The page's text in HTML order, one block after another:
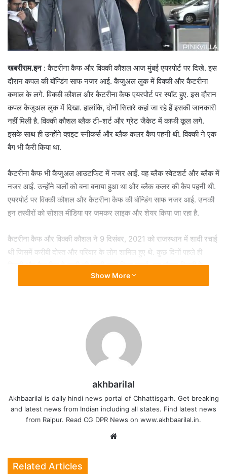
खबरीराम.इन: कैटरीना कैफ और विक्की कौशल आज मुंबई एयरपोर्ट पर दिखे. इस
दौरान कपल की बॉन्डिंग साफ नजर आई. कैजुअल लुक में विक्की और कैटरीना
कमाल के लगे. विक्की कौशल और कैटरीना कैफ एयरपोर्ट पर स्पॉट हुए. इस दौरान
कपल कैजुअल लुक में दिखा. हालांकि, दोनों सितारे कहां जा रहे हैं इसकी जानकारी
नहीं मिली है. विक्की कौशल ब्लैक टी-शर्ट और ग्रेट जैकेट में काफी कूल लगे.
इसके साथ ही उन्होंने व्हाइट स्नीकर्स और ब्लैक कलर कैप पहनी थी. विक्की ने एक
बैग भी कैरी किया था.
कैटरीना कैफ भी कैजुअल आउटफिट में नजर आईं. वह ब्लैक स्वेटशर्ट और ब्लैक में
नजर आईं. उन्होंने बालों को बना बनाया हुआ था और ब्लैक कलर की कैप पहनी थी.
एयरपोर्ट पर विक्की कौशल और कैटरीना कैफ की बॉन्डिंग साफ नजर आई. उनकी
इन तस्वीरों को सोशल मीडिया पर जमकर लाइक और शेयर किया जा रहा है.
कैटरीना कैफ और विक्की कौशल ने 9 दिसंबर, 2021 को राजस्थान में शादी रचाई
थी जिसमें करीबी दोस्त और परिवार के लोग शामिल हुए थे. कुछ दिनों पहले ही
विक्की और कैटरीना ने शादी की पहली साल गिरह मनाई. इस दौरान विक्की ने
कैटरीना के लिए एक स्पेशल नोट भी शेयर किया था.
BOLLYWOOD MOVIE
BOLLYWOOD STARS
STARS
Show More
akhbarilal
Akhbaarilal is daily hindi news portal of Chhattisgarh. Get breaking
and latest news from Indian including all states. Find latest news
from Raipur. Read CG DPR News on www.akhbaarilal.in.
Related Articles